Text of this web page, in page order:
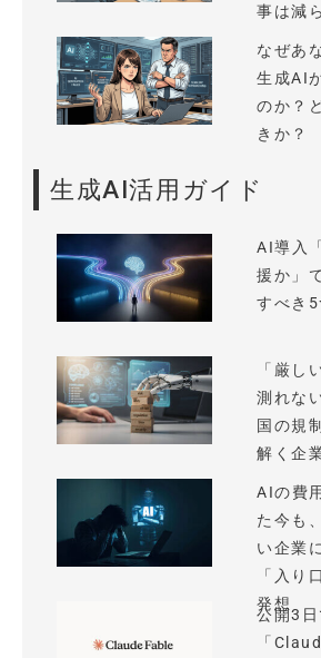
事は減
なぜあ
生成AI
のか？
きか？
生成AI活用ガイド
AI導入
援か」
すべき5
「厳し
測れな
国の規
解く企
AIの費
た今も
い企業
「入り
発想
公開3
「